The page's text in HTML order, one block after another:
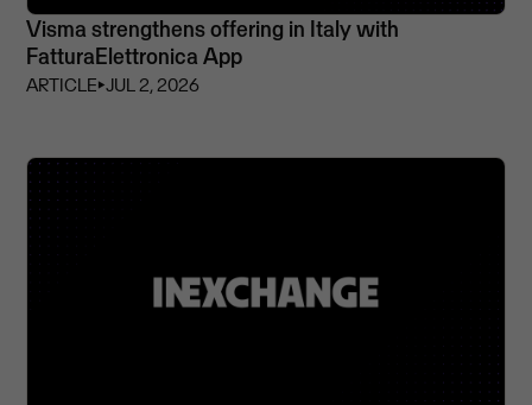
Visma strengthens offering in Italy with
FatturaElettronica App
ARTICLE⏵JUL 2, 2026